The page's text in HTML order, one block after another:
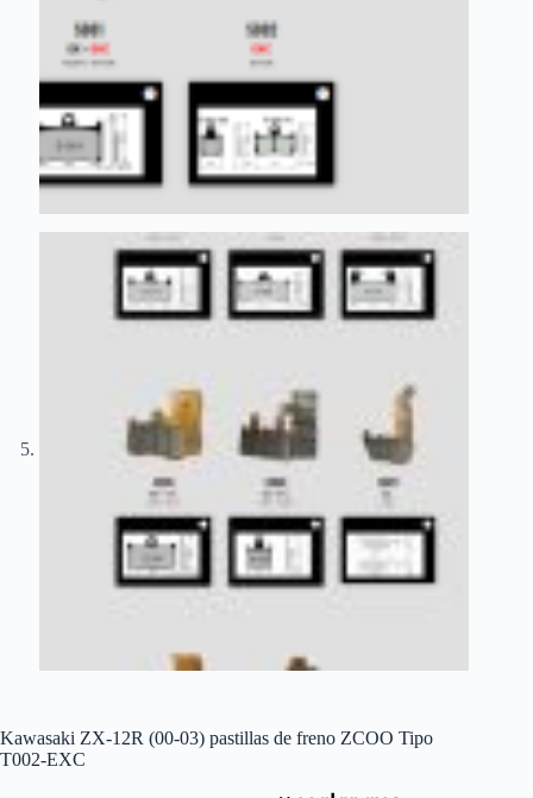
Kawasaki ZX-12R (00-03) pastillas de freno ZCOO Tipo
T002-EXC